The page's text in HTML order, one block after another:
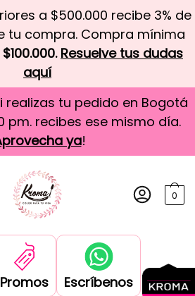
a $500.000 recibe 3% de
tu compra. Compra mínima
$100.000. Resuelve tus dudas
aquí
realizas tu pedido en Bogotá
pm. recibes ese mismo día.
ya!
0
Promos Escríbenos